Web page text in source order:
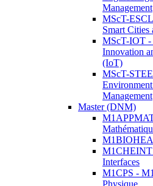
Management
MScT-
Smart
MScT-IOT -
Innovation
(IoT)
MScT-
Management
Master (DNM)
M1BIOHEA
M1CHEINT
Interfaces
M1CPS -
Physique